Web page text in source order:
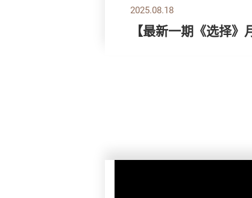
2025.08.18
【最新一期《选择》